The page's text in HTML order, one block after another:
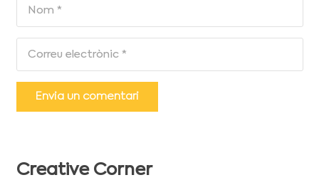
Envia un comentari
Creative Corner